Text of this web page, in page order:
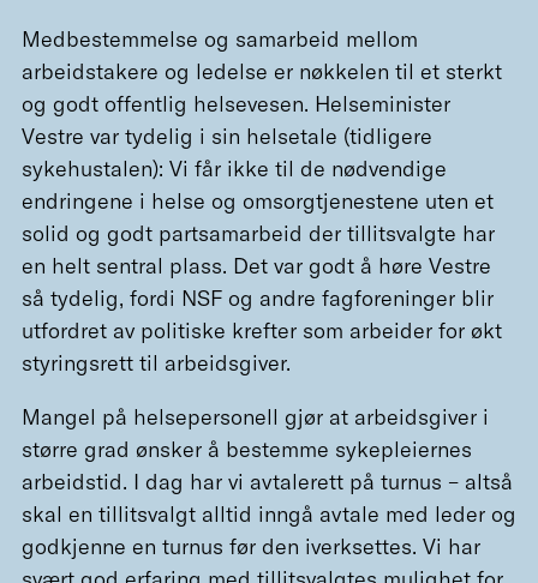
Medbestemmelse og samarbeid mellom
arbeidstakere og ledelse er nøkkelen til et sterkt
og godt offentlig helsevesen. Helseminister
Vestre var tydelig i sin helsetale (tidligere
sykehustalen): Vi får ikke til de nødvendige
endringene i helse og omsorgtjenestene uten et
solid og godt partsamarbeid der tillitsvalgte har
en helt sentral plass. Det var godt å høre Vestre
så tydelig, fordi NSF og andre fagforeninger blir
utfordret av politiske krefter som arbeider for økt
styringsrett til arbeidsgiver.
Mangel på helsepersonell gjør at arbeidsgiver i
større grad ønsker å bestemme sykepleiernes
arbeidstid. I dag har vi avtalerett på turnus – altså
skal en tillitsvalgt alltid inngå avtale med leder og
godkjenne en turnus før den iverksettes. Vi har